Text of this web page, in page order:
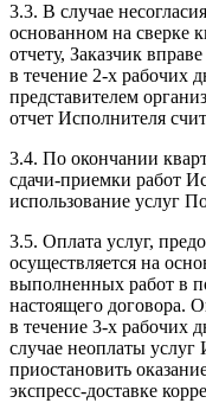
3.3. В случае
основанном на сверке
отчету, Заказчик
в течение 2-х рабочих
представителем
отчет Исполнителя
3.4. По окончании
сдачи-приемки работ
использование услуг
3.5. Оплата услуг,
осуществляется на
выполненных работ в
настоящего договора.
в течение 3-х рабочих
случае неоплаты
приостановить
экспресс-доставке